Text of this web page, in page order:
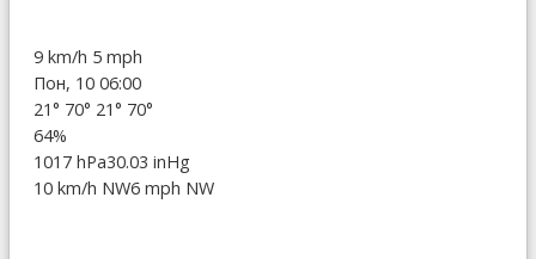
9 km/h 5 mph
Пон, 10 06:00
21° 70° 21° 70°
64%
1017 hPa30.03 inHg
10 km/h NW6 mph NW